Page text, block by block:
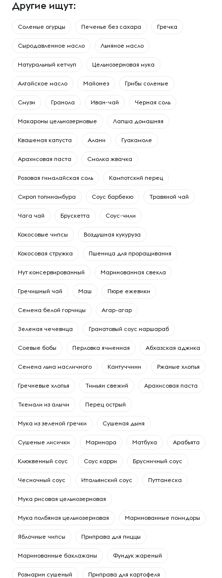
Другие ищут:
Соленые огурцы Печенье без сахара Гречка
Сыродавленное масло Льняное масло
Натуральный кетчуп Цельнозерновая мука
Алтайское масло Майонез Грибы соленые
Смузи Гранола Иван-чай Черная соль
Макароны цельнозерновые Лапша домашняя
Квашеная капуста Алани Гуакамоле
Арахисовая паста Смолка жвачка
Розовая гималайская соль Кампотский перец
Сироп топинамбура Соус барбекю Травяной чай
Чага чай Брускетта Соус-чили
Кокосовые чипсы Воздушная кукуруза
Кокосовая стружка Пшеница для проращивания
Нут консервированный Маринованная свекла
Гречишный чай Маш Пюре ежевики
Семена белой горчицы Агар-агар
Зеленая чечевица Гранатовый соус наршараб
Соевые бобы Перловка ячменная Абхазская аджика
Семена льна масличного Кантуччини Ржаные хлопья
Гречневые хлопья Тимьян свежий Арахисовая паста
Ткемали из алычи Перец острый
Мука из зеленой гречки Сушеная дыня
Сушеные лисички Маринара Матбуха Арабьята
Клюквенный соус Соус карри Брусничный соус
Чесночный соус Итальянский соус Путтанеска
Мука рисовая цельнозерновая
Мука полбяная цельнозерновая Маринованные помидоры
Яблочные чипсы Приправа для пиццы
Маринованные баклажаны Фундук жареный
Розмарин сушеный Приправа для картофеля